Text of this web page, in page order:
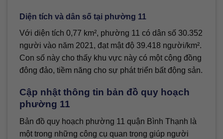
Diện tích và dân số tại phường 11
Với diện tích 0,77 km², phường 11 có dân số 30.352
người vào năm 2021, đạt mật độ 39.418 người/km².
Con số này cho thấy khu vực này có một cộng đồng
đông đảo, tiềm năng cho sự phát triển bất động sản.
Cập nhật thông tin bản đồ quy hoạch
phường 11
Bản đồ quy hoạch phường 11 quận Bình Thạnh là
một trong những công cụ quan trọng giúp người